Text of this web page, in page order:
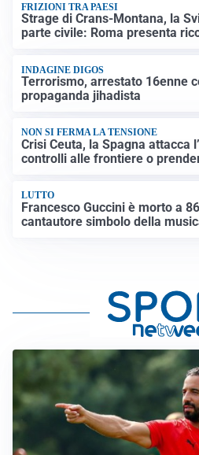
FRIZIONI TRA PAESI
Strage di Crans-Montana, la
parte civile: Roma presenta
INDAGINE DIGOS
Terrorismo, arrestato 16enne
propaganda jihadista
NON SI FERMA LA TENSIONE
Crisi Ceuta, la Spagna attacca
controlli alle frontiere o
LUTTO
Francesco Guccini è morto a
cantautore simbolo della